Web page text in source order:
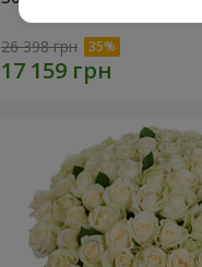
26 398 грн